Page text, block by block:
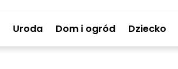
Uroda Dom i ogród Dziecko